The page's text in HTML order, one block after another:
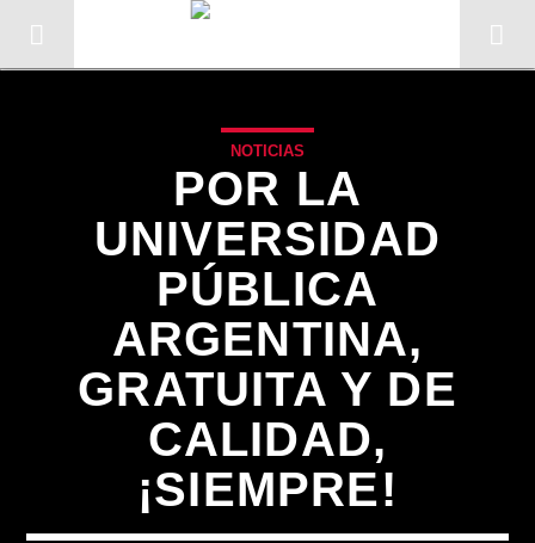
CANCIÓN ACTUAL
NOTICIAS
POR LA
UNIVERSIDAD
PÚBLICA
ARGENTINA,
GRATUITA Y DE
CALIDAD,
¡SIEMPRE!